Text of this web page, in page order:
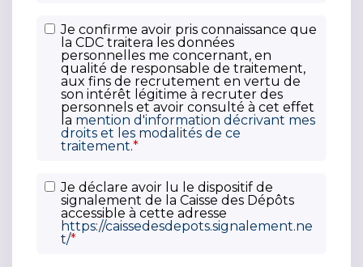
d
Je confirme avoir pris connaissance que
la CDC traitera les données
personnelles me concernant, en
qualité de responsable de traitement,
aux fins de recrutement en vertu de
son intérêt légitime à recruter des
personnels et avoir consulté à cet effet
la mention d'information décrivant mes
droits et les modalités de ce
traitement.*
D
Je déclare avoir lu le dispositif de
signalement de la Caisse des Dépôts
accessible à cette adresse
https://caissedesdepots.signalement.ne
t/*